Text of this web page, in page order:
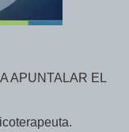
APUNTALAR EL